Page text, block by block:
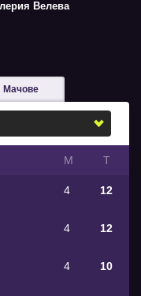
Велева
Мачове
М Т
4 12
4 12
4 10